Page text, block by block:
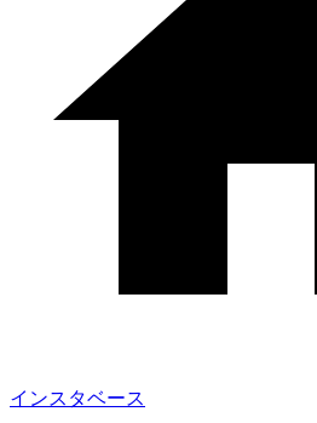
インスタベース